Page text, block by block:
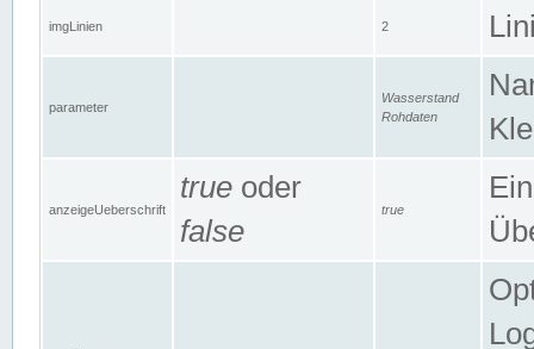
imgLinien 2
parameter
Wasserstand
Rohdaten
anzeigeUeberschrift
true oder
false
true